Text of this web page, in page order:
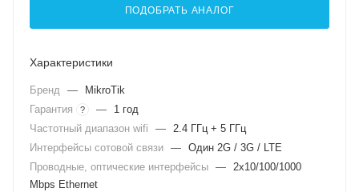
ПОДОБРАТЬ АНАЛОГ
Характеристики
Бренд —
MikroTik
Гарантия
? —
1 год
Частотный диапазон wifi
— 2.4 ГГц + 5 ГГц
Интерфейсы сотовой связи — Один 2G / 3G / LTE
Проводные, оптические интерфейсы — 2x10/100/1000
Mbps Ethernet